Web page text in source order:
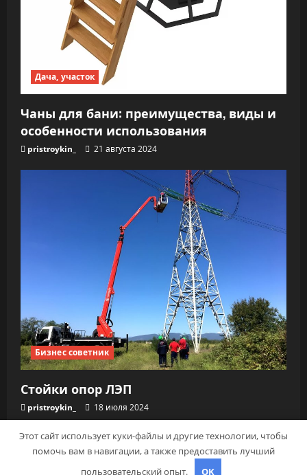
Дача, участок
Чаны для бани: преимущества, виды и
особенности использования
pristroykin_ 21 августа 2024
Бизнес советник
Стойки опор ЛЭП
pristroykin_ 18 июля 2024
Copyright © Все права защищены.|MoreNewsот
Этот сайт использует куки-файлы и другие технологии, чтобы
помочь вам в навигации, а также предоставить лучший
пользовательский опыт.
OK